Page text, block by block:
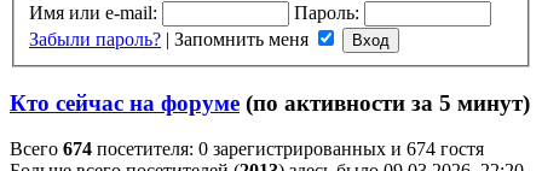
Имя или e-mail:
Пароль:
Забыли пароль? | Запомнить меня
Кто сейчас на форуме (по активности за 5 минут)
Всего 674 посетителя: 0 зарегистрированных и 674 гостя